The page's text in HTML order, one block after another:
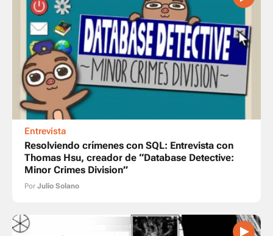
Entrevista
Resolviendo crímenes con SQL: Entrevista con
Thomas Hsu, creador de “Database Detective:
Minor Crimes Division”
Por Julio Solano